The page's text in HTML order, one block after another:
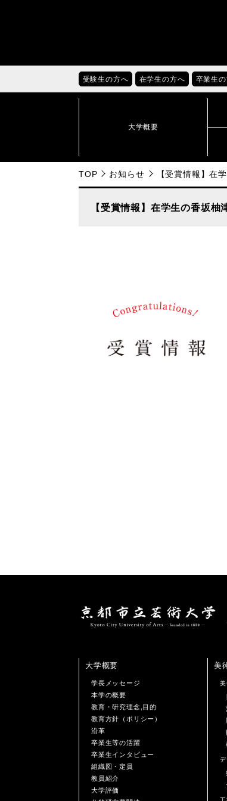
受験生の方へ 在学生の方へ 卒業生
大学概要
TOP お知らせ 【受賞情報】在
【受賞情報】在学生の香坂
大学概要
学長メッセージ
本学の概要
教育・研究理念,目的
教育方針（ポリシー）
沿革
卒業生等の活躍
卒業生インタビュー
組織図・定員
教員紹介
大学評価
美